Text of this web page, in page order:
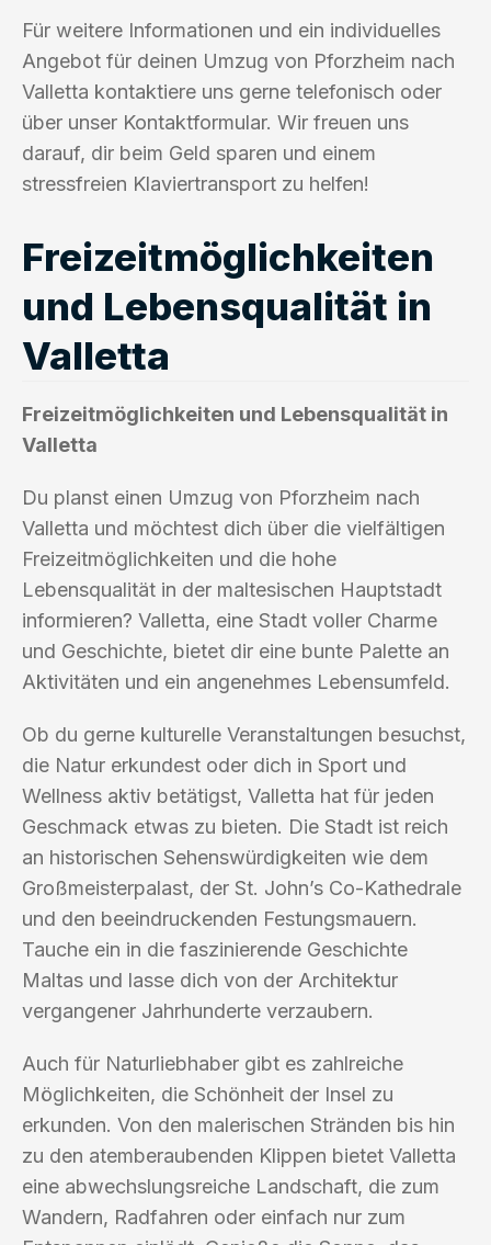
Für weitere Informationen und ein individuelles
Angebot für deinen Umzug von Pforzheim nach
Valletta kontaktiere uns gerne telefonisch oder
über unser Kontaktformular. Wir freuen uns
darauf, dir beim Geld sparen und einem
stressfreien Klaviertransport zu helfen!
Freizeitmöglichkeiten
und Lebensqualität in
Valletta
Freizeitmöglichkeiten und Lebensqualität in
Valletta
Du planst einen Umzug von Pforzheim nach
Valletta und möchtest dich über die vielfältigen
Freizeitmöglichkeiten und die hohe
Lebensqualität in der maltesischen Hauptstadt
informieren? Valletta, eine Stadt voller Charme
und Geschichte, bietet dir eine bunte Palette an
Aktivitäten und ein angenehmes Lebensumfeld.
Ob du gerne kulturelle Veranstaltungen besuchst,
die Natur erkundest oder dich in Sport und
Wellness aktiv betätigst, Valletta hat für jeden
Geschmack etwas zu bieten. Die Stadt ist reich
an historischen Sehenswürdigkeiten wie dem
Großmeisterpalast, der St. John’s Co-Kathedrale
und den beeindruckenden Festungsmauern.
Tauche ein in die faszinierende Geschichte
Maltas und lasse dich von der Architektur
vergangener Jahrhunderte verzaubern.
Auch für Naturliebhaber gibt es zahlreiche
Möglichkeiten, die Schönheit der Insel zu
erkunden. Von den malerischen Stränden bis hin
zu den atemberaubenden Klippen bietet Valletta
eine abwechslungsreiche Landschaft, die zum
Wandern, Radfahren oder einfach nur zum